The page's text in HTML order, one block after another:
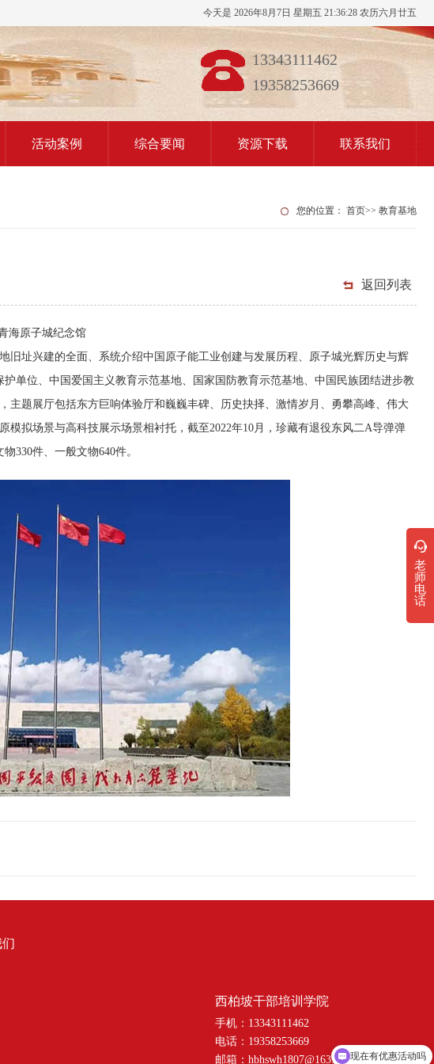
今天是 2026年8月7日 星期五 21:36:28 农历六月廿五
13343111462
19358253669
活动案例 综合要闻 资源下载 联系我们
您的位置： 首页>> 教育基地
返回列表
海原子城纪念馆
址兴建的全面、系统介绍中国原子能工业创建与发展历程、原子城光辉历史与辉
单位、中国爱国主义教育示范基地、国家国防教育示范基地、中国民族团结进步教
主题展厅包括东方巨响体验厅和巍巍丰碑、历史抉择、激情岁月、勇攀高峰、伟大
拟场景与高科技展示场景相衬托，截至2022年10月，珍藏有退役东风二A导弹弹
330件、一般文物640件。
西柏坡干部培训学院
手机：13343111462
电话：19358253669
邮箱：hbhswh1807@163.com
老
师
电
话
现在有优惠活动吗